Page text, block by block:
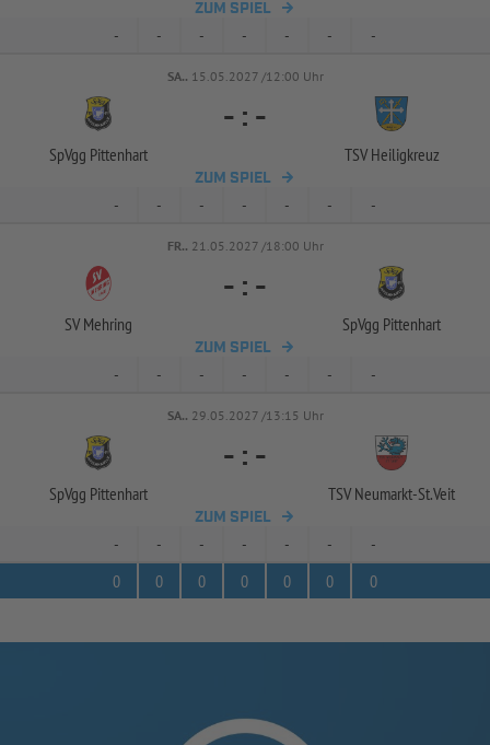
ZUM SPIEL
- - - - - - -
SA.. 15.05.2027 /12:00 Uhr
SpVgg Pittenhart
- : -
TSV Heiligkreuz
ZUM SPIEL
- - - - - - -
FR.. 21.05.2027 /18:00 Uhr
SV Mehring
- : -
SpVgg Pittenhart
ZUM SPIEL
- - - - - - -
SA.. 29.05.2027 /13:15 Uhr
SpVgg Pittenhart
- : -
TSV Neumarkt-St.Veit
ZUM SPIEL
- - - - - -
-
0
0 0 0 0 0 0